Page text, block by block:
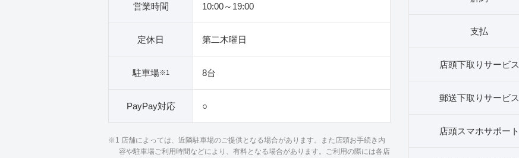
営業時間 10:00～19:00
定休日 第二木曜日
駐車場※1 8台
PayPay対応 ○
※1 店舗によっては、近隣駐車場のご提供となる場合があります。また店頭お手続き内
容や駐車場ご利用時間などにより、有料となる場合があります。ご利用の際には各店
支払
店頭下取りサービス
郵送下取りサービス
店頭スマホサポート